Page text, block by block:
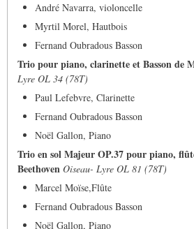
André Navarra, violoncelle
Myrtil Morel, Hautbois
Fernand Oubradous Basson
Trio pour piano, clarinette et Basson de
Lyre OL 34 (78T)
Paul Lefebvre, Clarinette
Fernand Oubradous Basson
Noël Gallon, Piano
Trio en sol Majeur OP.37 pour piano,
Beethoven Oiseau- Lyre OL 81 (78T)
Marcel Moïse,Flûte
Fernand Oubradous Basson
Noël Gallon, Piano